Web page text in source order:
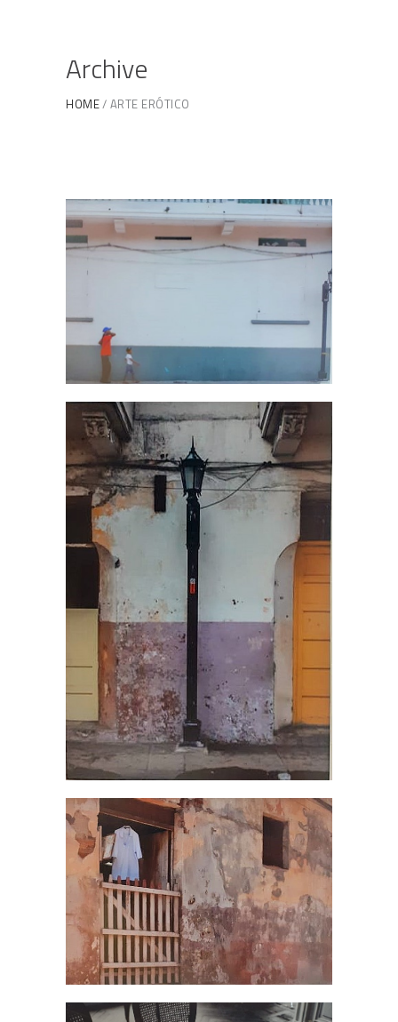
Archive
HOME ARTE ERÓTICO
Fotografia Street Scene
Fotografia Street Light
BILL BITSURAYA/ FOTOGRAFÍAS
Fotografia Shirt
BILL BITSURAYA/FOTOGRAFÍAS
Nude #20004 (sic) – Sergio